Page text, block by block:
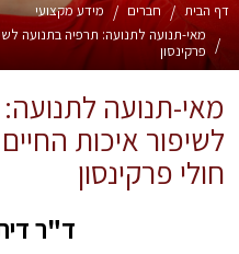
דף הבית / חברים / מידע מקצועי
/ מאי-תנועה לתנועה: תרפיה בתנועה
פרקינסון
מאי-תנועה
לשיפור איכות
חולי פרקינסון
ד"ר